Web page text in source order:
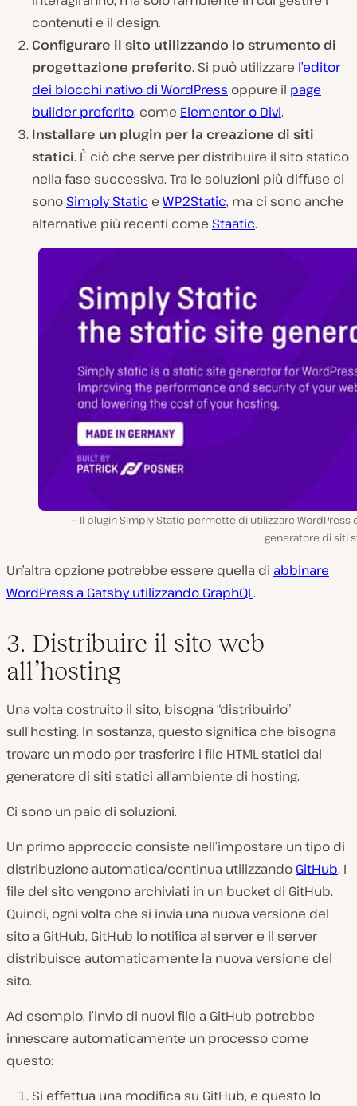
contenuti e il design.
Configurare il sito utilizzando lo strumento di
progettazione preferito. Si può utilizzare l’editor
dei blocchi nativo di WordPress oppure il page
builder preferito, come Elementor o Divi.
Installare un plugin per la creazione di siti
statici. È ciò che serve per distribuire il sito statico
nella fase successiva. Tra le soluzioni più diffuse ci
sono Simply Static e WP2Static, ma ci sono anche
alternative più recenti come Staatic.
Il plugin Simply Static permette di utilizzare WordPress
generatore di siti
Un’altra opzione potrebbe essere quella di abbinare
WordPress a Gatsby utilizzando GraphQL.
3. Distribuire il sito web
all’hosting
Una volta costruito il sito, bisogna “distribuirlo”
sull’hosting. In sostanza, questo significa che bisogna
trovare un modo per trasferire i file HTML statici dal
generatore di siti statici all’ambiente di hosting.
Ci sono un paio di soluzioni.
Un primo approccio consiste nell’impostare un tipo di
distribuzione automatica/continua utilizzando GitHub. I
file del sito vengono archiviati in un bucket di GitHub.
Quindi, ogni volta che si invia una nuova versione del
sito a GitHub, GitHub lo notifica al server e il server
distribuisce automaticamente la nuova versione del
sito.
Ad esempio, l’invio di nuovi file a GitHub potrebbe
innescare automaticamente un processo come
questo:
Si effettua una modifica su GitHub, e questo lo